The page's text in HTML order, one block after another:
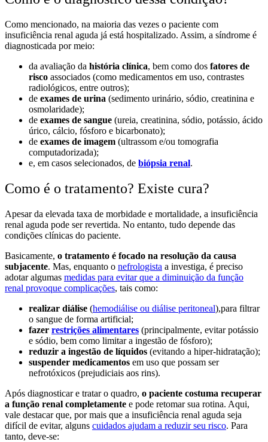
Como mencionado, na maioria das vezes o paciente com
insuficiência renal aguda já está hospitalizado. Assim, a síndrome é
diagnosticada por meio:
da avaliação da história clínica, bem como dos fatores de
risco associados (como medicamentos em uso, contrastes
radiológicos, entre outros);
de exames de urina (sedimento urinário, sódio, creatinina e
osmolaridade);
de exames de sangue (ureia, creatinina, sódio, potássio, ácido
úrico, cálcio, fósforo e bicarbonato);
de exames de imagem (ultrassom e/ou tomografia
computadorizada);
e, em casos selecionados, de biópsia renal.
Como é o tratamento? Existe cura?
Apesar da elevada taxa de morbidade e mortalidade, a insuficiência
renal aguda pode ser revertida. No entanto, tudo depende das
condições clínicas do paciente.
Basicamente, o tratamento é focado na resolução da causa
subjacente. Mas, enquanto o nefrologista a investiga, é preciso
adotar algumas medidas para evitar que a diminuição da função
renal provoque complicações, tais como:
realizar diálise (hemodiálise ou diálise peritoneal),para filtrar
o sangue de forma artificial;
fazer restrições alimentares (principalmente, evitar potássio
e sódio, bem como limitar a ingestão de fósforo);
reduzir a ingestão de líquidos (evitando a hiper-hidratação);
suspender medicamentos em uso que possam ser
nefrotóxicos (prejudiciais aos rins).
Após diagnosticar e tratar o quadro, o paciente costuma recuperar
a função renal completamente e pode retomar sua rotina. Aqui,
vale destacar que, por mais que a insuficiência renal aguda seja
difícil de evitar, alguns cuidados ajudam a reduzir seu risco. Para
tanto, deve-se: